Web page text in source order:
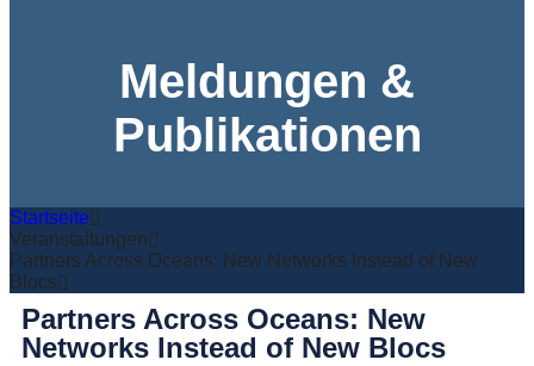
Meldungen &
Publikationen
Startseite
Veranstaltungen
Partners Across Oceans: New Networks Instead of New
Blocs
Partners Across Oceans: New
Networks Instead of New Blocs